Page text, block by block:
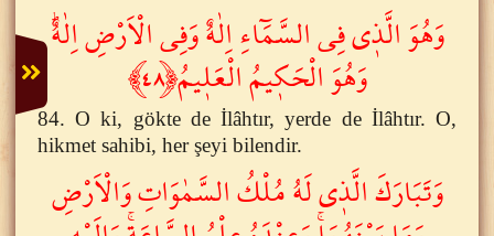
وَهُوَ الَّذ۪ى فِى السَّمَٓاءِ اِلٰهٌ وَفِى الْاَرْضِ اِلٰهٌۜ
وَهُوَ الْحَك۪يمُ الْعَل۪يمُ﴿٤٨﴾
84. O ki, gökte de İlâhtır, yerde de İlâhtır. O,
hikmet sahibi, her şeyi bilendir.
وَتَبَارَكَ الَّذ۪ى لَهُ مُلْكُ السَّمٰوَاتِ وَالْاَرْضِ